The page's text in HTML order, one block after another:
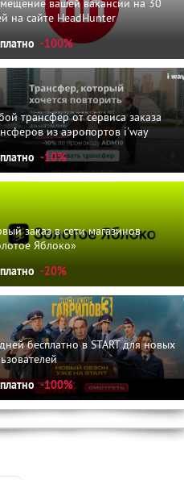
вашей вакансии на 30
на сайте HeadHunter
-100%
трансфер от сервиса заказа
из аэропортов i'way
-10%
заказ в сети магазинов
Яблоко»
-20%
бесплатно в START для новых
-100%